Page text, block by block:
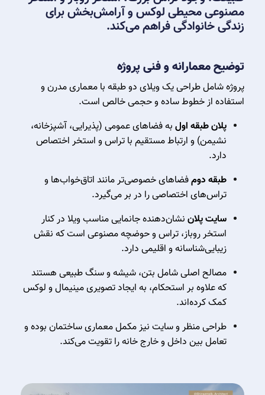
مصنوعی محیطی لوکس و آرامش‌بخش برای
زندگی خانوادگی فراهم می‌کند.
توضیح معمارانه و فنی پروژه
پروژه شامل طراحی یک ویلای دو طبقه با معماری مدرن و
استفاده از خطوط ساده و حجمی خالص است.
پلان طبقه اول به فضاهای عمومی (پذیرایی، آشپزخانه،
نشیمن) و ارتباط مستقیم با تراس و استخر اختصاص
دارد.
طبقه دومفضاهای خصوصی‌تر مانند اتاق‌خواب‌ها و
تراس‌های اختصاصی را در بر می‌گیرد.
سایت پلان نشان‌دهنده جانمایی مناسب ویلا در کنار
استخر روباز، تراس و حوضچه مصنوعی است که نقش
زیبایی‌شناسانه و اقلیمی دارد.
مصالح اصلی شامل بتن، شیشه و سنگ طبیعی هستند
که علاوه بر استحکام، به ایجاد تصویری مینیمال و لوکس
کمک کرده‌اند.
طراحی منظر و سایت نیز مکمل معماری ساختمان بوده و
تعامل بین داخل و خارج خانه را تقویت می‌کند.